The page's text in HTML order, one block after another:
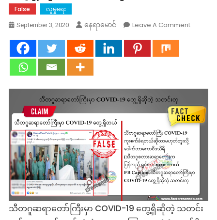
False လူမှုရေး
September 3, 2020 နေရာမောင် Leave A CommentOn
19
ရှိ
ဆို
သီတဂူဆရာတော်ကြီးမှာ COVID-19 တွေ့ရှိဆိုတဲ့ သတင်း